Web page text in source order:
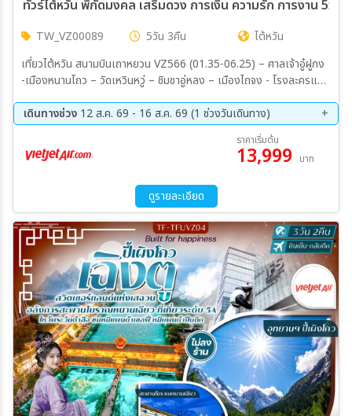
TW_VZ00089 5วัน 3คืน
ไต้หวัน
เที่ยวไต้หวัน สนามบินเถาหยวน VZ566 (01.35-06.25) – ศาลเจ้าอู๋ฝูกง
-เมืองหนานโถว – วัดเหวินหวู่ – ชิมชาอู่หลง – เมืองไถจง - โรงละครแห่ง
ความรวย - วัดเว่ยเทียน – ร้านขนมพายสับปะรด - วัดเสียไห่เฉิงหวง - วัด
ฉือโย่วกง - เหราเหอไนท์มาร์เก็ต ร้านเครื่องสำอาง – ศาลเจ้าจินซานไฉ
เดินทางช่วง 12 ส.ค. 69 - 16 ส.ค. 69 (1 ช่วงวันเดินทาง)
ราคาเริ่มต้น
13,999 บาท
ดูรายละเอียด